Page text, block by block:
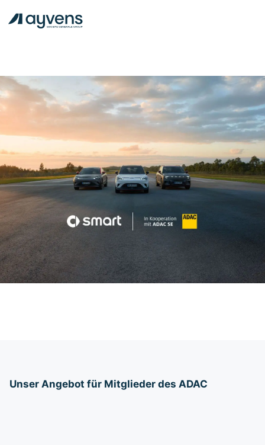
Fahrzeugangebote
Leasing
Kauf
Login
FAQ
Services
Unser Angebot für Mitglieder des ADAC